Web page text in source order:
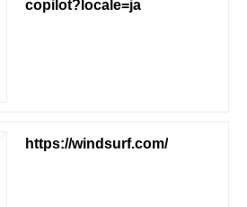
copilot?locale=ja
https://windsurf.com/